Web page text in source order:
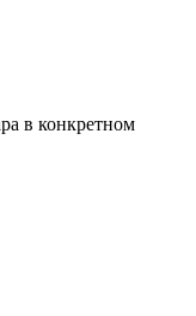
в конкретном